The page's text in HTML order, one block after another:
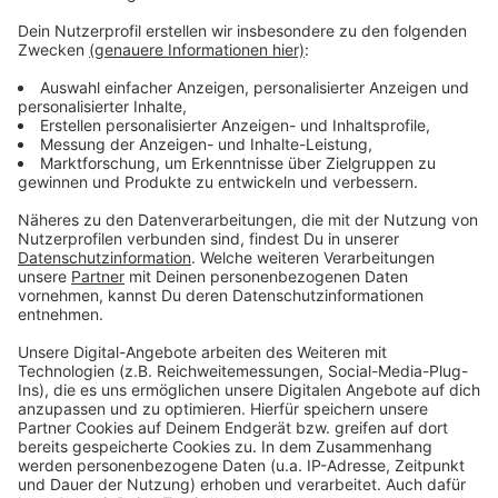
Der Insolvenzverwalter hofft auf einen Abschluss bis
Zum dritten Mal innerhalb weniger Jahre hat Galeria am
Dienstag einen Insolvenz-Antrag angemeldet.
Vorausgegangen war die Schieflage des
Investors René Benko hatten bereits Insolvenz
angemeldet.
Anzeige
Anzeige